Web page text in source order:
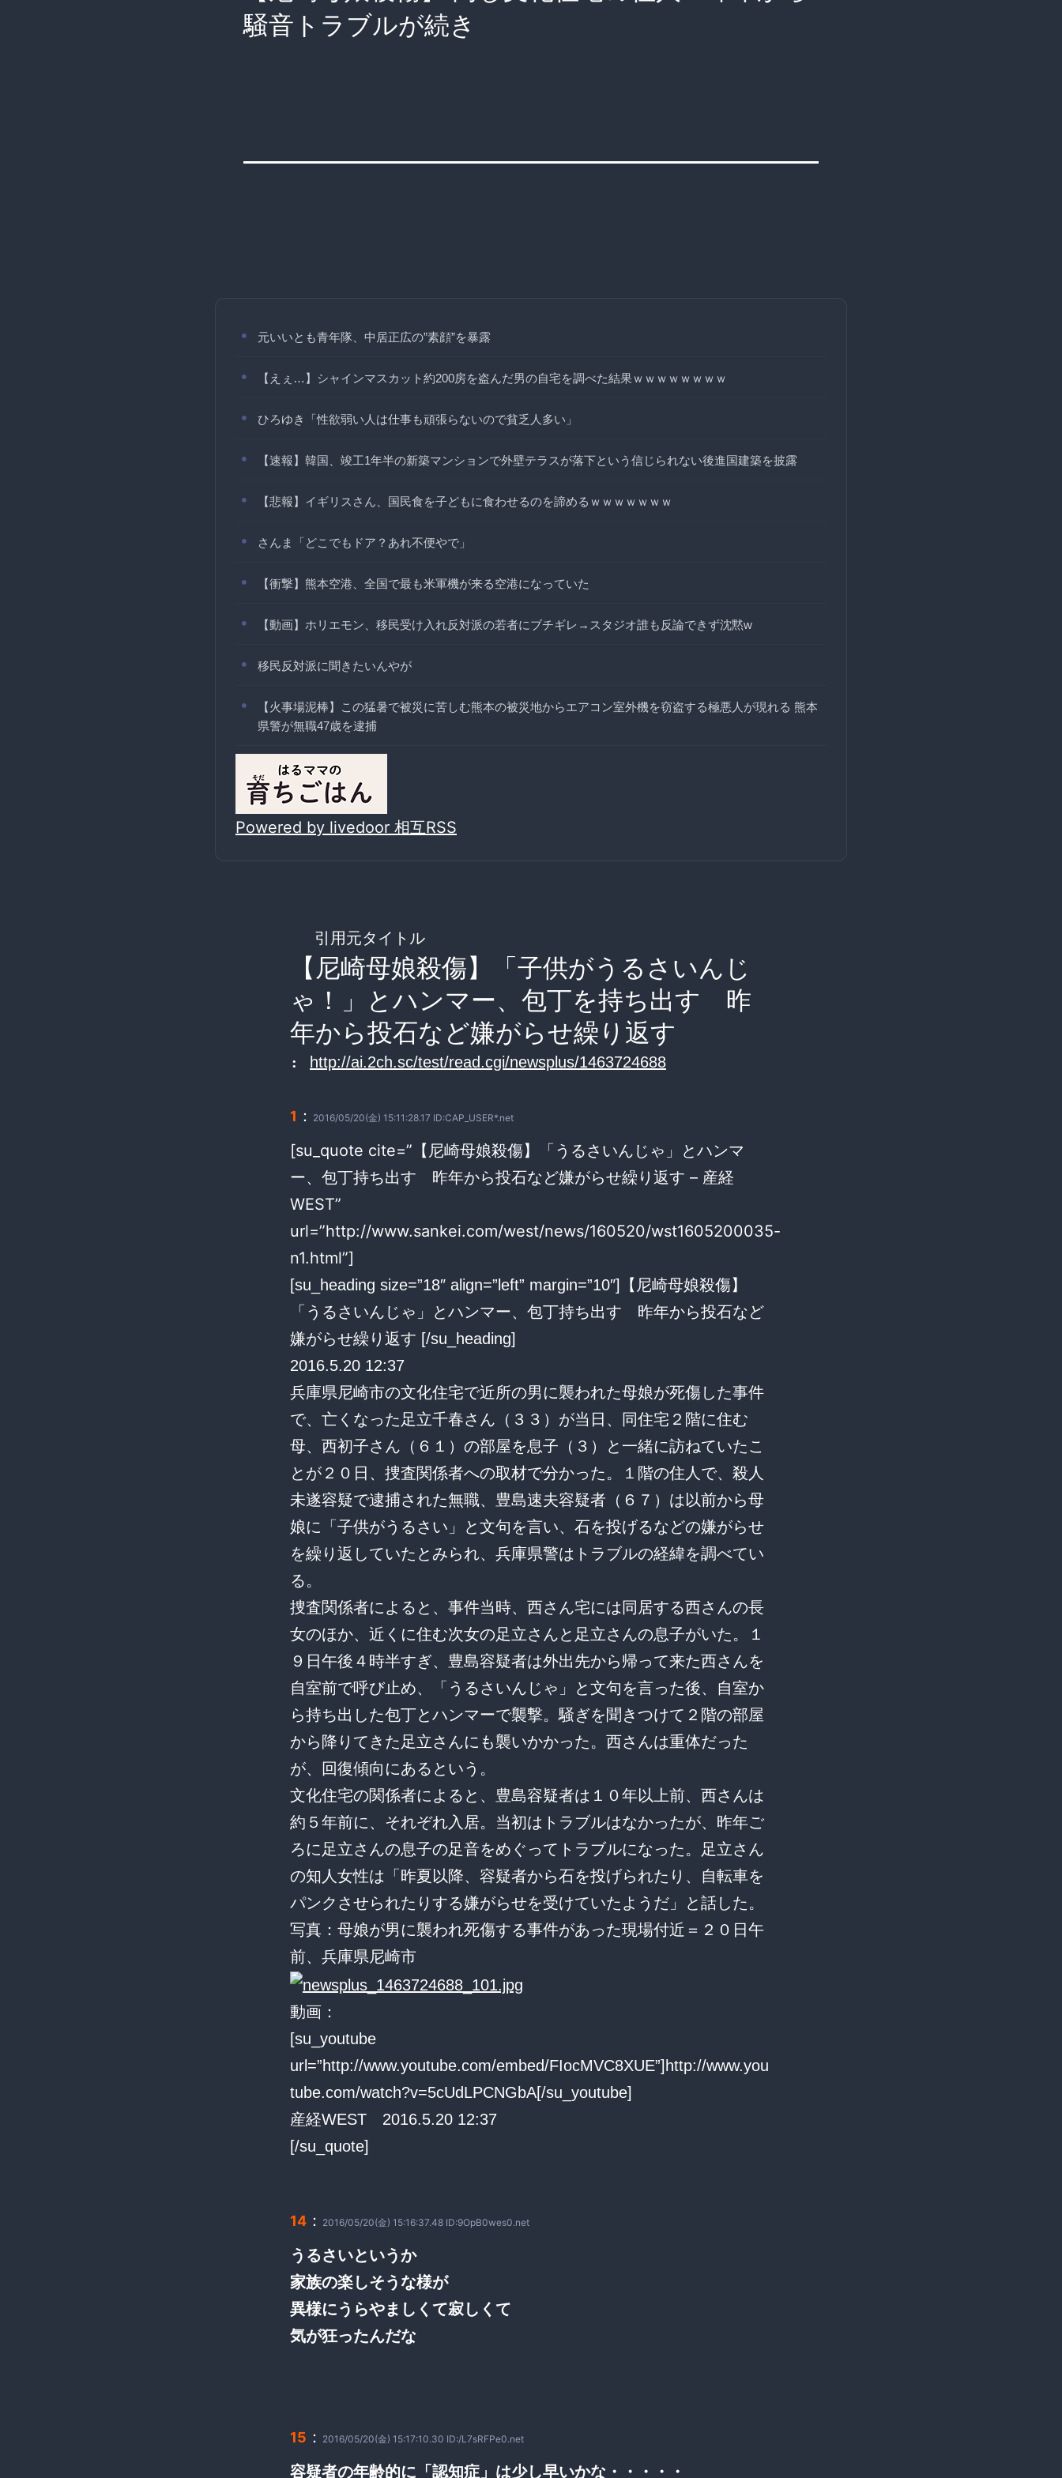
騒音トラブルが続き
元いいとも青年隊、中居正広の”素顔”を暴露
【えぇ…】シャインマスカット約200房を盗んだ男の自宅を調べた結果ｗｗｗｗｗｗｗｗ
ひろゆき「性欲弱い人は仕事も頑張らないので貧乏人多い」
【速報】韓国、竣工1年半の新築マンションで外壁テラスが落下という信じられない後進国建築を披露
【悲報】イギリスさん、国民食を子どもに食わせるのを諦めるｗｗｗｗｗｗｗ
さんま「どこでもドア？あれ不便やで」
【衝撃】熊本空港、全国で最も米軍機が来る空港になっていた
【動画】ホリエモン、移民受け入れ反対派の若者にブチギレ→スタジオ誰も反論できず沈黙w
移民反対派に聞きたいんやが
【火事場泥棒】この猛暑で被災に苦しむ熊本の被災地からエアコン室外機を窃盗する極悪人が現れる 熊本
県警が無職47歳を逮捕
Powered by livedoor 相互RSS
引用元タイトル
【尼崎母娘殺傷】「子供がうるさいんじ
ゃ！」とハンマー、包丁を持ち出す 昨
年から投石など嫌がらせ繰り返す
: http://ai.2ch.sc/test/read.cgi/newsplus/1463724688
1 ： 2016/05/20(金) 15:11:28.17 ID:CAP_USER*.net
[su_quote cite=”【尼崎母娘殺傷】「うるさいんじゃ」とハンマ
ー、包丁持ち出す 昨年から投石など嫌がらせ繰り返す – 産経
WEST”
url=”http://www.sankei.com/west/news/160520/wst1605200035-
n1.html”]
[su_heading size=”18″ align=”left” margin=”10″]【尼崎母娘殺傷】
「うるさいんじゃ」とハンマー、包丁持ち出す 昨年から投石など
嫌がらせ繰り返す [/su_heading]
2016.5.20 12:37
兵庫県尼崎市の文化住宅で近所の男に襲われた母娘が死傷した事件
で、亡くなった足立千春さん（３３）が当日、同住宅２階に住む
母、西初子さん（６１）の部屋を息子（３）と一緒に訪ねていたこ
とが２０日、捜査関係者への取材で分かった。１階の住人で、殺人
未遂容疑で逮捕された無職、豊島速夫容疑者（６７）は以前から母
娘に「子供がうるさい」と文句を言い、石を投げるなどの嫌がらせ
を繰り返していたとみられ、兵庫県警はトラブルの経緯を調べてい
る。
捜査関係者によると、事件当時、西さん宅には同居する西さんの長
女のほか、近くに住む次女の足立さんと足立さんの息子がいた。１
９日午後４時半すぎ、豊島容疑者は外出先から帰って来た西さんを
自室前で呼び止め、「うるさいんじゃ」と文句を言った後、自室か
ら持ち出した包丁とハンマーで襲撃。騒ぎを聞きつけて２階の部屋
から降りてきた足立さんにも襲いかかった。西さんは重体だった
が、回復傾向にあるという。
文化住宅の関係者によると、豊島容疑者は１０年以上前、西さんは
約５年前に、それぞれ入居。当初はトラブルはなかったが、昨年ご
ろに足立さんの息子の足音をめぐってトラブルになった。足立さん
の知人女性は「昨夏以降、容疑者から石を投げられたり、自転車を
パンクさせられたりする嫌がらせを受けていたようだ」と話した。
写真：母娘が男に襲われ死傷する事件があった現場付近＝２０日午
前、兵庫県尼崎市
動画：
[su_youtube
url=”http://www.youtube.com/embed/FIocMVC8XUE”]http://www.you
tube.com/watch?v=5cUdLPCNGbA[/su_youtube]
産経WEST 2016.5.20 12:37
[/su_quote]
14 ： 2016/05/20(金) 15:16:37.48 ID:9OpB0wes0.net
うるさいというか
家族の楽しそうな様が
異様にうらやましくて寂しくて
気が狂ったんだな
15 ： 2016/05/20(金) 15:17:10.30 ID:/L7sRFPe0.net
容疑者の年齢的に「認知症」は少し早いかな・・・・・